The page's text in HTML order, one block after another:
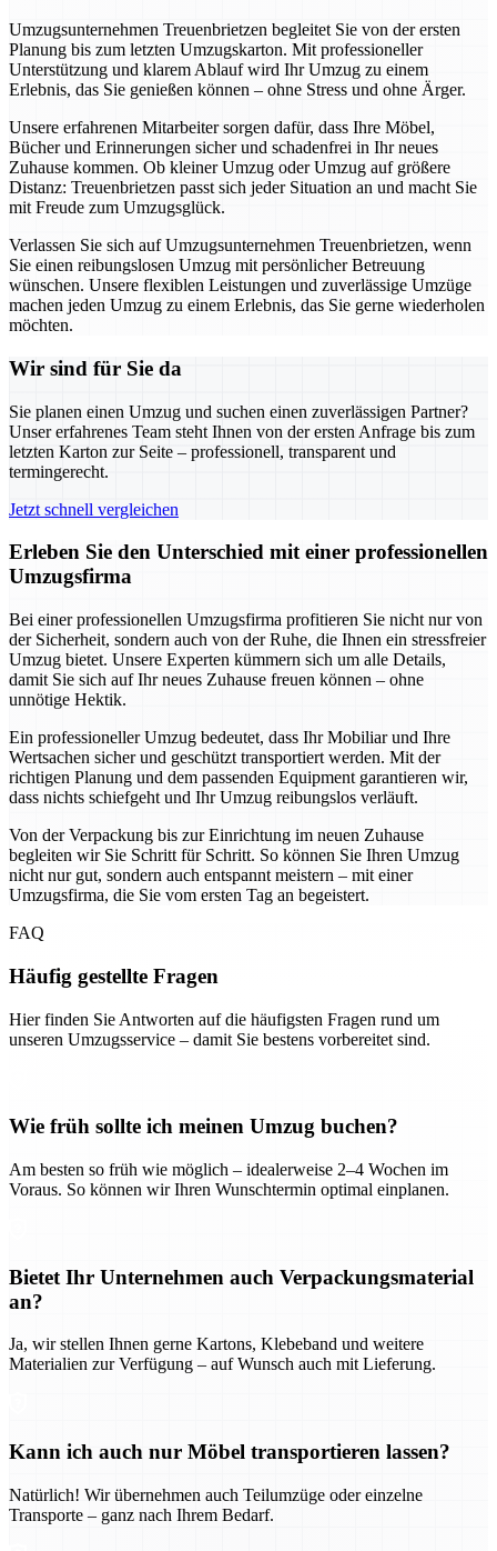
Umzugsunternehmen Treuenbrietzen begleitet Sie von der ersten
Planung bis zum letzten Umzugskarton. Mit professioneller
Unterstützung und klarem Ablauf wird Ihr Umzug zu einem
Erlebnis, das Sie genießen können – ohne Stress und ohne Ärger.
Unsere erfahrenen Mitarbeiter sorgen dafür, dass Ihre Möbel,
Bücher und Erinnerungen sicher und schadenfrei in Ihr neues
Zuhause kommen. Ob kleiner Umzug oder Umzug auf größere
Distanz: Treuenbrietzen passt sich jeder Situation an und macht Sie
mit Freude zum Umzugsglück.
Verlassen Sie sich auf Umzugsunternehmen Treuenbrietzen, wenn
Sie einen reibungslosen Umzug mit persönlicher Betreuung
wünschen. Unsere flexiblen Leistungen und zuverlässige Umzüge
machen jeden Umzug zu einem Erlebnis, das Sie gerne wiederholen
möchten.
Wir sind für Sie da
Sie planen einen Umzug und suchen einen zuverlässigen Partner?
Unser erfahrenes Team steht Ihnen von der ersten Anfrage bis zum
letzten Karton zur Seite – professionell, transparent und
termingerecht.
Jetzt schnell vergleichen
Erleben Sie den Unterschied mit einer professionellen
Umzugsfirma
Bei einer professionellen Umzugsfirma profitieren Sie nicht nur von
der Sicherheit, sondern auch von der Ruhe, die Ihnen ein stressfreier
Umzug bietet. Unsere Experten kümmern sich um alle Details,
damit Sie sich auf Ihr neues Zuhause freuen können – ohne
unnötige Hektik.
Ein professioneller Umzug bedeutet, dass Ihr Mobiliar und Ihre
Wertsachen sicher und geschützt transportiert werden. Mit der
richtigen Planung und dem passenden Equipment garantieren wir,
dass nichts schiefgeht und Ihr Umzug reibungslos verläuft.
Von der Verpackung bis zur Einrichtung im neuen Zuhause
begleiten wir Sie Schritt für Schritt. So können Sie Ihren Umzug
nicht nur gut, sondern auch entspannt meistern – mit einer
Umzugsfirma, die Sie vom ersten Tag an begeistert.
FAQ
Häufig gestellte Fragen
Hier finden Sie Antworten auf die häufigsten Fragen rund um
unseren Umzugsservice – damit Sie bestens vorbereitet sind.
Wie früh sollte ich meinen Umzug buchen?
Am besten so früh wie möglich – idealerweise 2–4 Wochen im
Voraus. So können wir Ihren Wunschtermin optimal einplanen.
Bietet Ihr Unternehmen auch Verpackungsmaterial
an?
Ja, wir stellen Ihnen gerne Kartons, Klebeband und weitere
Materialien zur Verfügung – auf Wunsch auch mit Lieferung.
Kann ich auch nur Möbel transportieren lassen?
Natürlich! Wir übernehmen auch Teilumzüge oder einzelne
Transporte – ganz nach Ihrem Bedarf.